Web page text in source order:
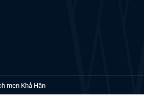
men Khả Hân